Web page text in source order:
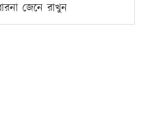
জেনে রাখুন